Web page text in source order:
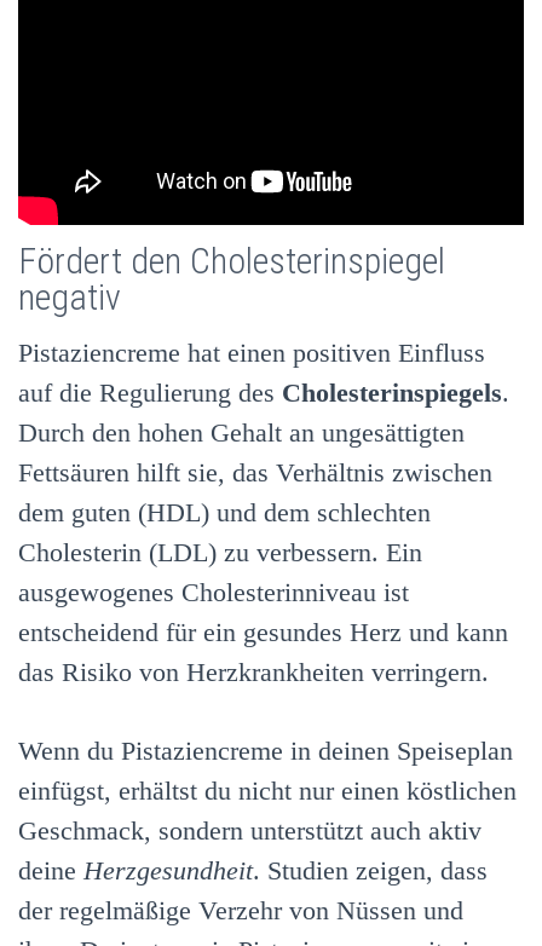
Fördert den Cholesterinspiegel
negativ
Pistaziencreme hat einen positiven Einfluss
auf die Regulierung des Cholesterinspiegels.
Durch den hohen Gehalt an ungesättigten
Fettsäuren hilft sie, das Verhältnis zwischen
dem guten (HDL) und dem schlechten
Cholesterin (LDL) zu verbessern. Ein
ausgewogenes Cholesterinniveau ist
entscheidend für ein gesundes Herz und kann
das Risiko von Herzkrankheiten verringern.
Wenn du Pistaziencreme in deinen Speiseplan
einfügst, erhältst du nicht nur einen köstlichen
Geschmack, sondern unterstützt auch aktiv
deine Herzgesundheit. Studien zeigen, dass
der regelmäßige Verzehr von Nüssen und